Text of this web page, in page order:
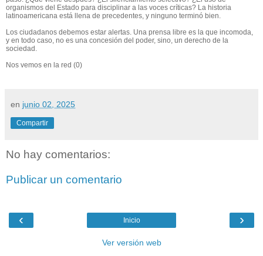
organismos del Estado para disciplinar a las voces críticas? La historia
latinoamericana está llena de precedentes, y ninguno terminó bien.
Los ciudadanos debemos estar alertas. Una prensa libre es la que incomoda,
y en todo caso, no es una concesión del poder, sino, un derecho de la
sociedad
Nos vemos en la red (0)
en junio 02, 2025
Compartir
No hay comentarios:
Publicar un comentario
‹ ›
Inicio
Ver versión web